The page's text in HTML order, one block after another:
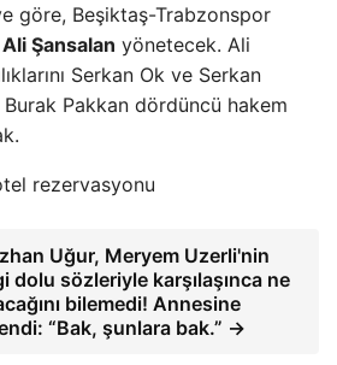
göre, Beşiktaş-Trabzonspor
Ali Şansalan yönetecek. Ali
Serkan Ok ve Serkan
Pakkan dördüncü hakem
Uğur, Meryem Uzerli'nin
dolu sözleriyle karşılaşınca ne
bilemedi! Annesine
“Bak, şunlara bak.” →